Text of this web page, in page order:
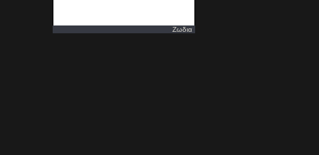
Ζωδια